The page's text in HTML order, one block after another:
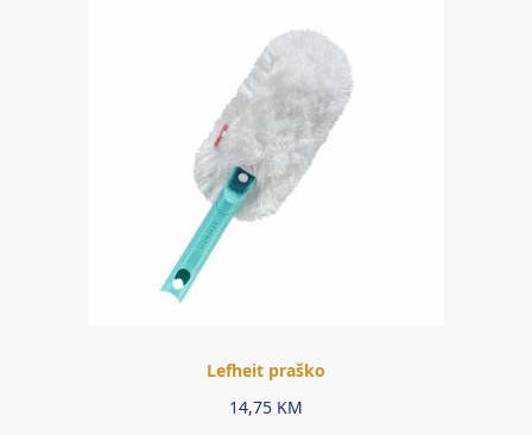
Lefheit praško
14,75 KM